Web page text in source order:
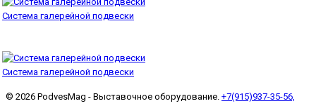
Система галерейной подвески
Система галерейной подвески
© 2026 PodvesMag - Выставочное оборудование. +7(915)937-35-56,